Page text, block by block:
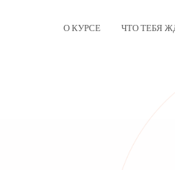
О КУРСЕ ЧТО ТЕБЯ